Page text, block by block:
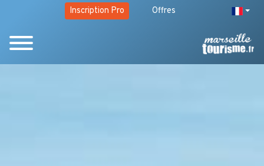
Inscription Pro Offres